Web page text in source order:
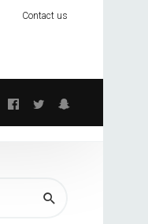
Contact us
Follow